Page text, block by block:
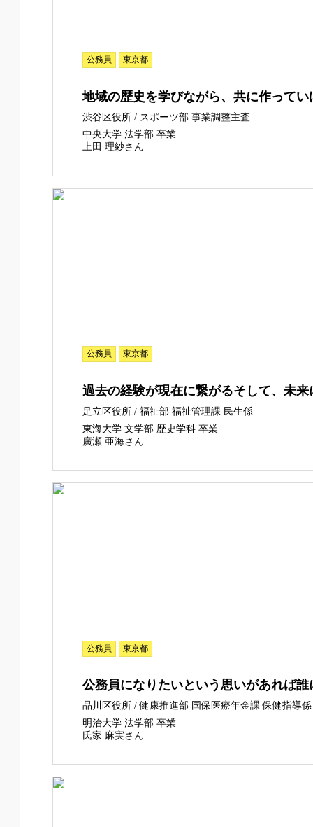
公務員 東京都
地域の歴史を学びながら、共に作って
渋谷区役所 / スポーツ部 事業調整主査
中央大学 法学部 卒業
上田 理紗さん
公務員 東京都
過去の経験が現在に繋がるそして、未
足立区役所 / 福祉部 福祉管理課 民生係
東海大学 文学部 歴史学科 卒業
廣瀬 亜海さん
公務員 東京都
公務員になりたいという思いがあれば
品川区役所 / 健康推進部 国保医療年金課 保健指導係
明治大学 法学部 卒業
氏家 麻実さん